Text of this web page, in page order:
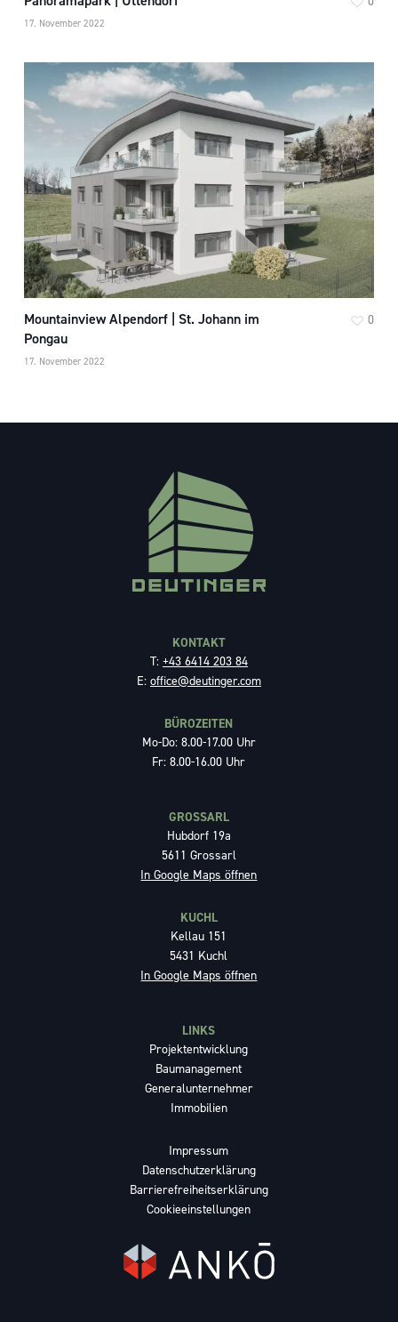
17. November 2022
Mountainview Alpendorf | St. Johann im
Pongau
17. November 2022
0
KONTAKT
T: +43 6414 203 84
E: office@deutinger.com
BÜROZEITEN
Mo-Do: 8.00-17.00 Uhr
Fr: 8.00-16.00 Uhr
GROSSARL
Hubdorf 19a
5611 Grossarl
In Google Maps öffnen
KUCHL
Kellau 151
5431 Kuchl
In Google Maps öffnen
LINKS
Projektentwicklung
Baumanagement
Generalunternehmer
Immobilien
Impressum
Datenschutzerklärung
Barrierefreiheitserklärung
Cookieeinstellungen